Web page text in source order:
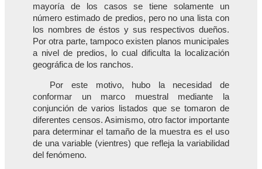
mayoría de los casos se tiene solamente un
número estimado de predios, pero no una lista con
los nombres de éstos y sus respectivos dueños.
Por otra parte, tampoco existen planos municipales
a nivel de predios, lo cual dificulta la localización
geográfica de los ranchos.
Por este motivo, hubo la necesidad de
conformar un marco muestral mediante la
conjunción de varios listados que se tomaron de
diferentes censos. Asimismo, otro factor importante
para determinar el tamaño de la muestra es el uso
de una variable (vientres) que refleja la variabilidad
del fenómeno.